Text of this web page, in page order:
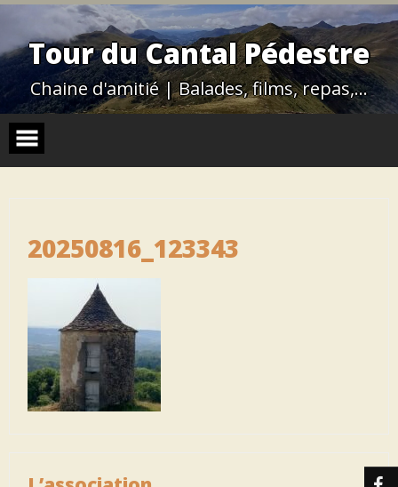
Skip
contentTour du Cantal Pédestre
Chaine d'amitié | Balades, films, repas,…
20250816_123343